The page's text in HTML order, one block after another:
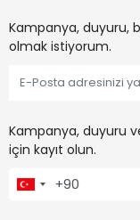
Kampanya, duyuru,
olmak istiyorum.
Kampanya, duyuru
için kayıt olun.